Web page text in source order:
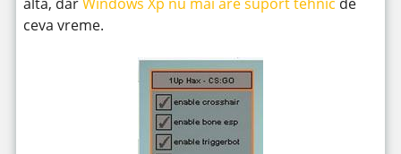
ceva vreme.